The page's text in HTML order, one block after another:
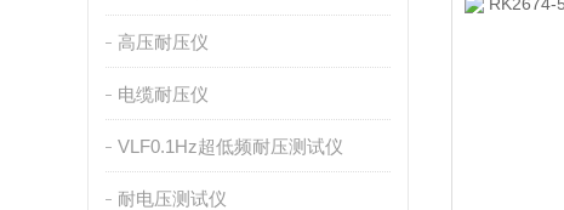
高压耐压仪
电缆耐压仪
VLF0.1Hz超低频耐压测试仪
耐电压测试仪